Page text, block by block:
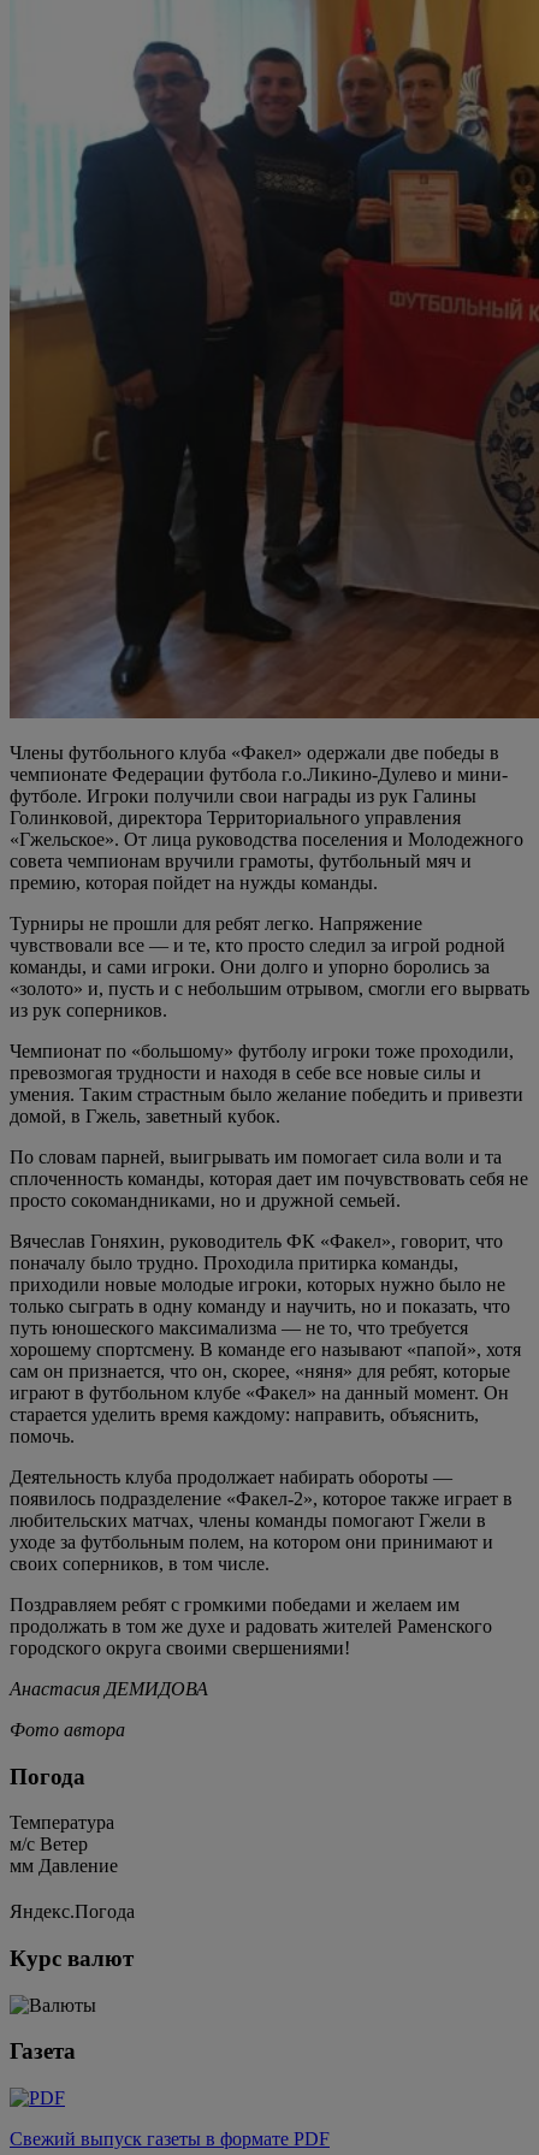
Члены футбольного клуба «Факел» одержали две победы в
чемпионате Федерации футбола г.о.Ликино-Дулево и мини-
футболе. Игроки получили свои награды из рук Галины
Голинковой, директора Территориального управления
«Гжельское». От лица руководства поселения и Молодежного
совета чемпионам вручили грамоты, футбольный мяч и
премию, которая пойдет на нужды команды.
Турниры не прошли для ребят легко. Напряжение
чувствовали все — и те, кто просто следил за игрой родной
команды, и сами игроки. Они долго и упорно боролись за
«золото» и, пусть и с небольшим отрывом, смогли его вырвать
из рук соперников.
Чемпионат по «большому» футболу игроки тоже проходили,
превозмогая трудности и находя в себе все новые силы и
умения. Таким страстным было желание победить и привезти
домой, в Гжель, заветный кубок.
По словам парней, выигрывать им помогает сила воли и та
сплоченность команды, которая дает им почувствовать себя не
просто сокомандниками, но и дружной семьей.
Вячеслав Гоняхин, руководитель ФК «Факел», говорит, что
поначалу было трудно. Проходила притирка команды,
приходили новые молодые игроки, которых нужно было не
только сыграть в одну команду и научить, но и показать, что
путь юношеского максимализма — не то, что требуется
хорошему спортсмену. В команде его называют «папой», хотя
сам он признается, что он, скорее, «няня» для ребят, которые
играют в футбольном клубе «Факел» на данный момент. Он
старается уделить время каждому: направить, объяснить,
помочь.
Деятельность клуба продолжает набирать обороты —
появилось подразделение «Факел-2», которое также играет в
любительских матчах, члены команды помогают Гжели в
уходе за футбольным полем, на котором они принимают и
своих соперников, в том числе.
Поздравляем ребят с громкими победами и желаем им
продолжать в том же духе и радовать жителей Раменского
городского округа своими свершениями!
Анастасия ДЕМИДОВА
Фото автора
Погода
Температура
м/c Ветер
мм Давление
Яндекс.Погода
Курс валют
Газета
Свежий выпуск газеты в формате PDF